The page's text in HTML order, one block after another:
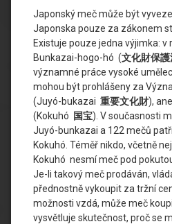
Japonský meč může být
Japonska pouze za zákonem
Existuje pouze jedna výjimka:
Bunkazai-hogo-hó (文化財保護
významné práce vysoké
mohou být prohlášeny za
(Juyó-bukazai 重要文化財),
(Kokuhó 国宝). V současnosti
Juyó-bunkazai a 122 mečů
Kokuhó. Téměř nikdo, včetně
Kokuhó nesmí meč pod
Je-li takový meč prodáván,
přednostně vykoupit za tržní
možnosti vzdá, může meč
vysvětluje skutečnost, proč se